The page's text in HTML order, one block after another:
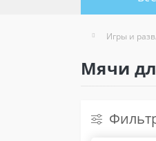
Игры и
Мячи